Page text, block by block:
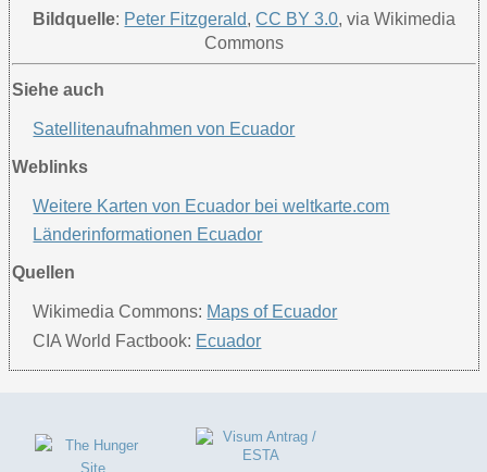
Bildquelle: Peter Fitzgerald,CC BY 3.0, via Wikimedia
Commons
Siehe auch
Satellitenaufnahmen von Ecuador
Weblinks
Weitere Karten von Ecuador bei weltkarte.com
Länderinformationen Ecuador
Quellen
Wikimedia Commons: Maps of Ecuador
CIA World Factbook: Ecuador